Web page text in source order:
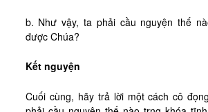
b. Như vậy, ta phải cầu nguyện thế
được Chúa?
Kết nguyện
Cuối cùng, hãy trả lời một cách cô